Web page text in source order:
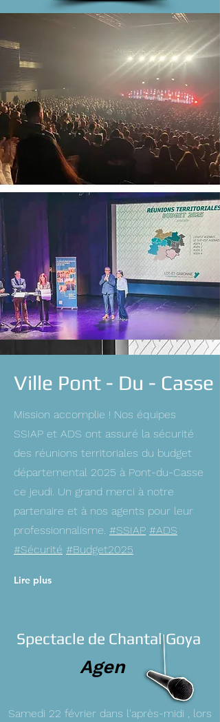
Ville Pont - Du - Casse
Mission accomplie ! Nos équipes
SSIAP et ADS ont assuré la sécurité
des réunions territoriales du budget
départemental 2025 à Pont-du-Casse
ce jeudi. Un grand merci à notre
partenaire et à nos agents pour leur
professionnalisme. #SSIAP #ADS
#Sécurité #Budget2025
Lire plus
Spectacle de Chantal Goya
Agen
Samedi 22 février dans l'après-midi , lors